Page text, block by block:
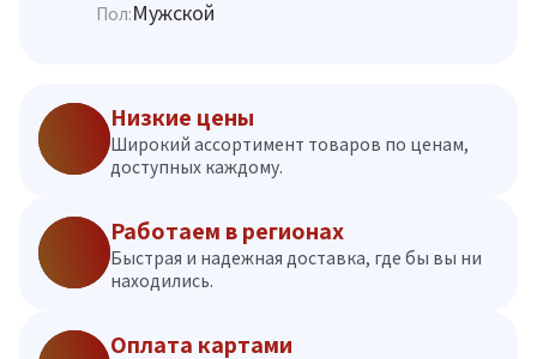
Пол:Мужской
Низкие цены
Широкий ассортимент товаров по ценам,
доступных каждому.
Работаем в регионах
Быстрая и надежная доставка, где бы вы ни
находились.
Оплата картами